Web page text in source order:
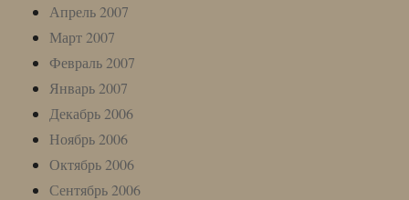
Апрель 2007
Март 2007
Февраль 2007
Январь 2007
Декабрь 2006
Ноябрь 2006
Октябрь 2006
Сентябрь 2006